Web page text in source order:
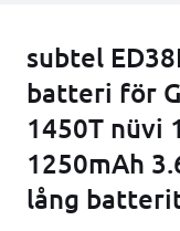
subtel
batteri för
1450T nüvi
1250mAh
lång